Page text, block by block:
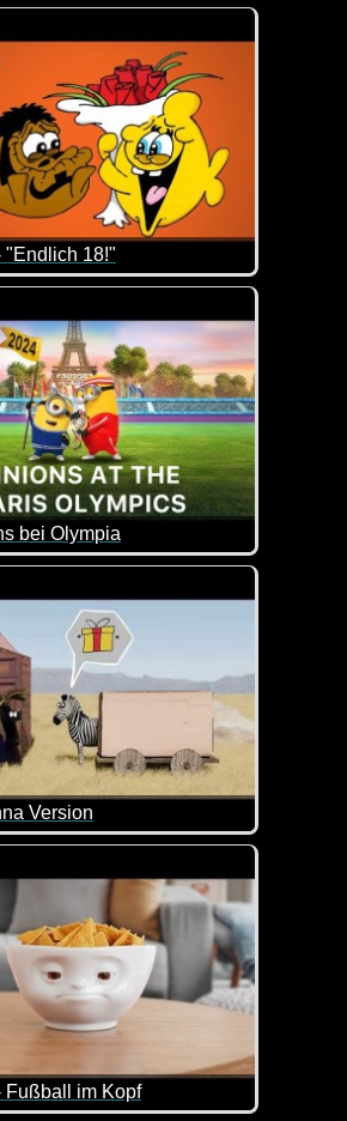
hat nur Blödsinn im Kopf und
"Endlich 18!"
man zwar volljährig, aber noch lange
bei Olympia
bei Olympia mitmachen
Version
Worte so viel sagen kann :-) Total
Fußball im Kopf